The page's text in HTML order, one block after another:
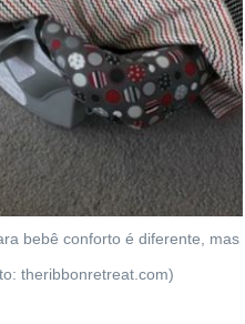
bebê conforto é diferente, mas
theribbonretreat.com)